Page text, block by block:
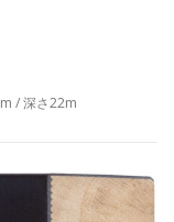
/ 深さ22m